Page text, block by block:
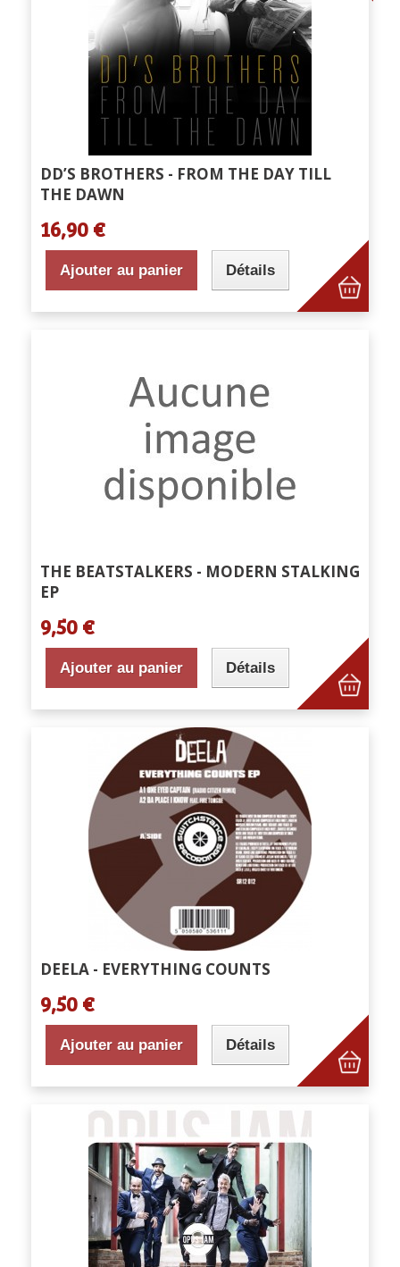
DD’S BROTHERS - FROM THE DAY TILL
THE DAWN
16,90 €
Ajouter au panier Détails
THE BEATSTALKERS - MODERN STALKING
EP
9,50 €
Ajouter au panier Détails
DEELA - EVERYTHING COUNTS
9,50 €
Ajouter au panier Détails